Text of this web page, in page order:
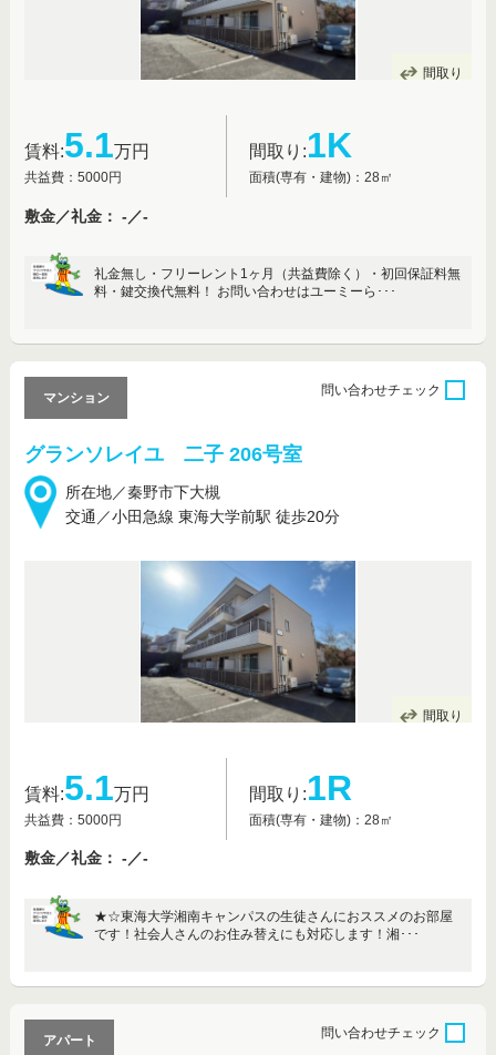
間取り
賃料:5.1万円
共益費：5000円
間取り:1K
面積(専有・建物)：28㎡
敷金／礼金： -／-
礼金無し・フリーレント1ヶ月（共益費除く）・初回保証料無
料・鍵交換代無料！ お問い合わせはユーミーら･･･
グランソレイユ 二子 206号室
所在地／秦野市下大槻
交通／小田急線 東海大学前駅 徒歩20分
マンション
問い合わせチェック
間取り
賃料:5.1万円
共益費：5000円
間取り:1R
面積(専有・建物)：28㎡
敷金／礼金： -／-
★☆東海大学湘南キャンパスの生徒さんにおススメのお部屋
です！社会人さんのお住み替えにも対応します！湘･･･
アパート
問い合わせチェック